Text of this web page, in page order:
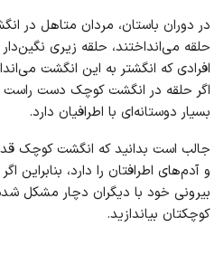
در دوران باستان، مردان متاهل
حلقه می‌انداختند، حلقه زیری
افرادی که انگشتر به این انگشت
اگر حلقه در انگشت کوچک دست راست
بسیار دوستانه‌ای با اطرافیان دارد.
جالب است بدانید که انگشت کوچک
و آدم‌های اطرافتان را دارد،
بیرونی خود با دیگران دچار مشکل
کوچکتان بیاندازید.